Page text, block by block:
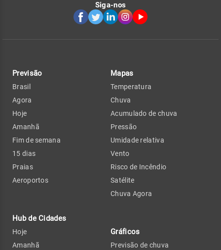
Siga-nos
Previsão
Brasil
Agora
Hoje
Amanhã
Fim de semana
15 dias
Praias
Aeroportos
Hub de Cidades
Hoje
Amanhã
Mapas
Temperatura
Chuva
Acumulado de chuva
Pressão
Umidade relativa
Vento
Risco de Incêndio
Satélite
Chuva Agora
Gráficos
Previsão de chuva